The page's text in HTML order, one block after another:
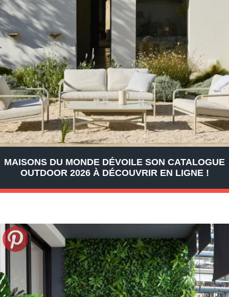
MAISONS DU MONDE DÉVOILE SON CATALOGUE
OUTDOOR 2026 À DÉCOUVRIR EN LIGNE !